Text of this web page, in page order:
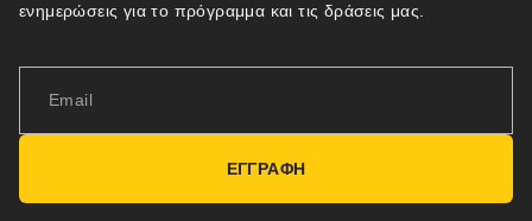
ενημερώσεις για το πρόγραμμα και τις δράσεις μας.
ΕΓΓΡΑΦΗ